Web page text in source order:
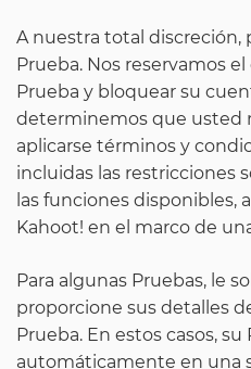
A nuestra total discreción,
Prueba. Nos reservamos
Prueba y bloquear su
determinemos que usted
aplicarse términos y
incluidas las restricciones
las funciones disponibles,
Kahoot! en el marco de
Para algunas Pruebas, le
proporcione sus detalles
Prueba. En estos casos,
automáticamente en una